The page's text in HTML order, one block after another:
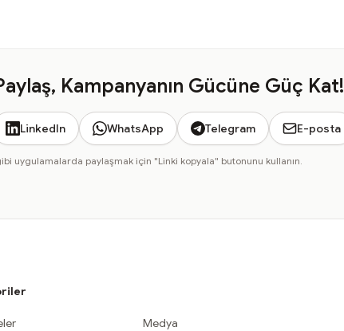
Kampanyanın Gücüne Güç Kat!
LinkedIn WhatsApp Telegram E-posta
uygulamalarda paylaşmak için "Linki kopyala" butonunu kullanın.
Medya